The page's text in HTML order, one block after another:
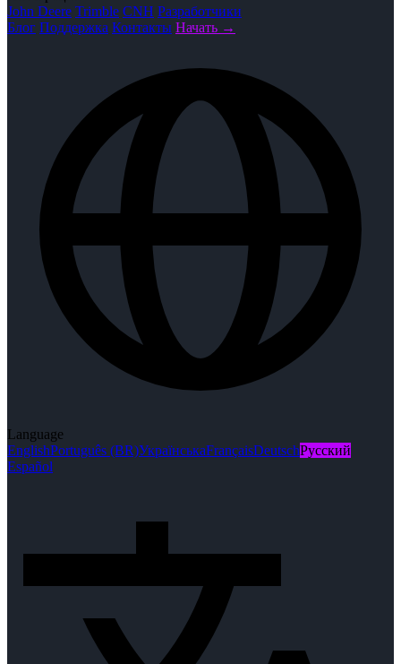
John Deere Trimble CNH Разработчики
Блог Поддержка Контакты Начать →
Language
EnglishPortuguês (BR)УкраїнськаFrançaisDeutschРусский
Español